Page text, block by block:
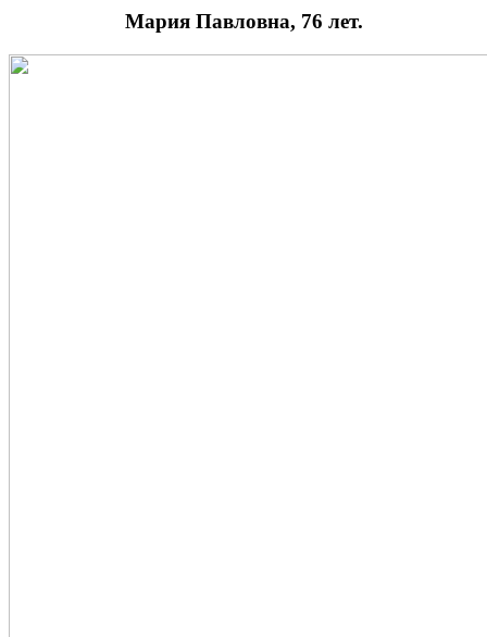
Мария Павловна, 76 лет.